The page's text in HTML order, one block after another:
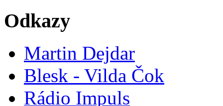
Odkazy
Martin Dejdar
Blesk - Vilda Čok
Rádio Impuls